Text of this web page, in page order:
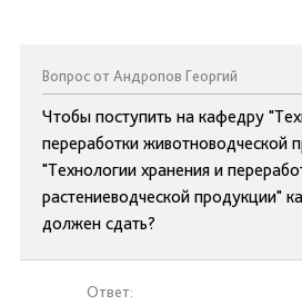
Вопрос от Андропов Георгий
Чтобы поступить на кафедру
переработки животноводческой
"Технологии хранения и
растениеводческой продукции"
должен сдать?
Ответ: